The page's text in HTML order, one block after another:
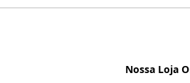
Nossa Loja